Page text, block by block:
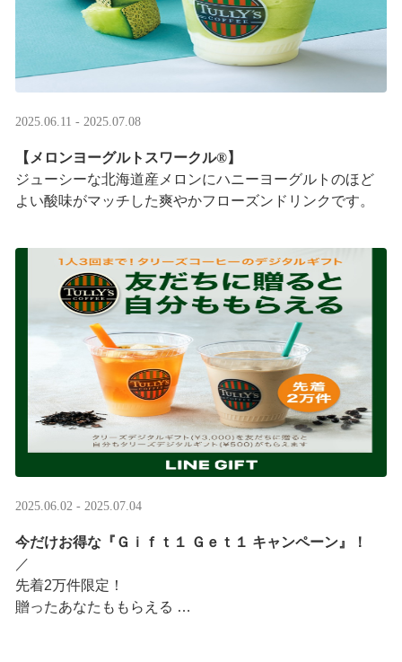
2025.06.11 - 2025.07.08
【メロンヨーグルトスワークル®】
ジューシーな北海道産メロンにハニーヨーグルトのほど
よい酸味がマッチした爽やかフローズンドリンクです。
2025.06.02 - 2025.07.04
今だけお得な『Ｇｉｆｔ１ Ｇｅｔ１ キャンペーン』！
／ ​
先着2万件限定！​
贈ったあなたももらえる ​